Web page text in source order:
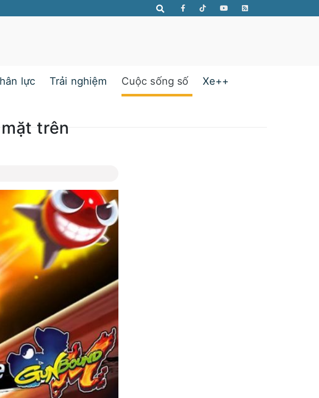
lực Trải nghiệm Cuộc sống số Xe++
trên